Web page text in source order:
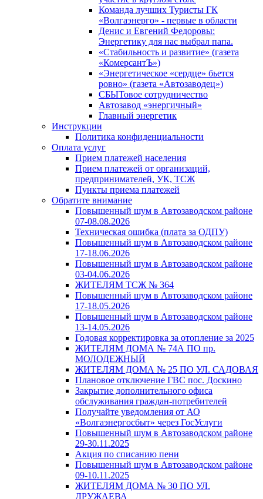
Команда лучших Туристы ГК
«Волгаэнерго» - первые в области
Денис и Евгений Федоровы:
Энергетику для нас выбрал папа.
«Стабильность и развитие» (газета
«КомерсантЪ»)
«Энергетическое «сердце» бьется
ровно» (газета «Автозаводец»)
СБЫТовое сотрудничество
Автозавод «энергичный»
Главный энергетик
Инструкции
Политика конфиденциальности
Оплата услуг
Прием платежей населения
Прием платежей от организаций,
предпринимателей, УК, ТСЖ
Пункты приема платежей
Обратите внимание
Повышенный шум в Автозаводском районе
07-08.08.2026
Техническая ошибка (плата за ОДПУ)
Повышенный шум в Автозаводском районе
17-18.06.2026
Повышенный шум в Автозаводском районе
03-04.06.2026
ЖИТЕЛЯМ ТСЖ № 364
Повышенный шум в Автозаводском районе
17-18.05.2026
Повышенный шум в Автозаводском районе
13-14.05.2026
Годовая корректировка за отопление за 2025
ЖИТЕЛЯМ ДОМА № 74А ПО пр.
МОЛОДЕЖНЫЙ
ЖИТЕЛЯМ ДОМА № 25 ПО УЛ. САДОВАЯ
Плановое отключение ГВС пос. Доскино
Закрытие дополнительного офиса
обслуживания граждан-потребителей
Получайте уведомления от АО
«Волгаэнергосбыт» через ГосУслуги
Повышенный шум в Автозаводском районе
29-30.11.2025
Акция по списанию пени
Повышенный шум в Автозаводском районе
09-10.11.2025
ЖИТЕЛЯМ ДОМА № 30 ПО УЛ.
ДРУЖАЕВА